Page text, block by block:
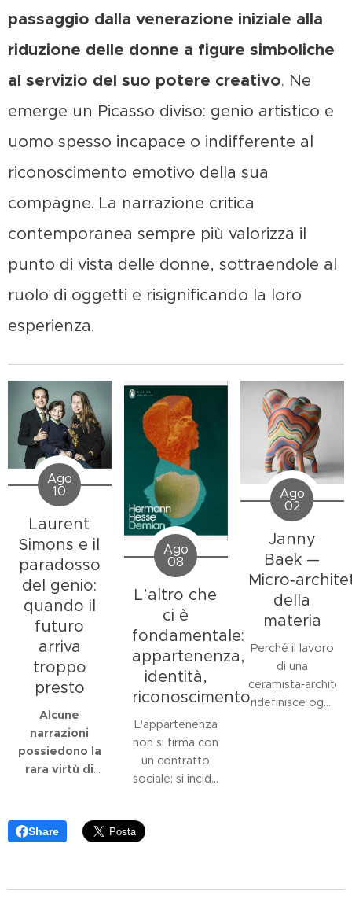
passaggio dalla venerazione iniziale alla
riduzione delle donne a figure simboliche
al servizio del suo potere creativo. Ne
emerge un Picasso diviso: genio artistico e
uomo spesso incapace o indifferente al
riconoscimento emotivo della sua
compagne. La narrazione critica
contemporanea sempre più valorizza il
punto di vista delle donne, sottraendole al
ruolo di oggetti e risignificando la loro
esperienza.
Ago
10
Laurent
Simons e il
paradosso
del genio:
quando il
futuro
arriva
troppo
presto
Alcune
narrazioni
possiedono la
rara virtù di
percezione
dell'ordinario,
Ago
08
L’altro che
ci è
fondamentale:
appartenenza,
identità,
riconoscimento
L'appartenenza
non si firma con
un contratto
sociale; si incide
dell'esistenza.
compiuto:
Ago
02
Janny
Baek —
della
materia
Perché il lavoro
di una
ridefinisce oggi
Share